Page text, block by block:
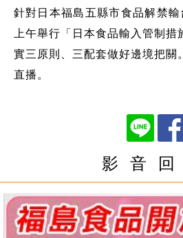
針對日本福島五縣市食品解禁輸
上午舉行「日本食品輸入管制
實三原則、三配套做好邊境把關
直播。
影 音 回